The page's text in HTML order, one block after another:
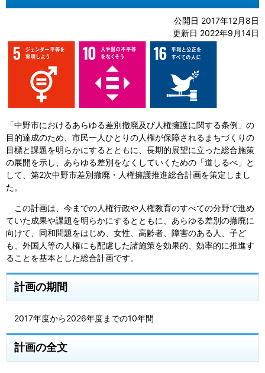
公開日 2017年12月8日
更新日 2022年9月14日
「中野市におけるあらゆる差別撤廃及び人権擁護に関する条例」の
目的達成のため、市民一人ひとりの人権が保障されるまちづくりの
目標と課題を明らかにするとともに、長期的展望に立った総合施策
の展開を示し、あらゆる差別をなくしていくための「道しるべ」と
して、第2次中野市差別撤廃・人権擁護推進総合計画を策定しまし
た。
この計画は、今までの人権行政や人権教育のすべての分野で進め
ていた成果や課題を明らかにするとともに、あらゆる差別の撤廃に
向けて、同和問題をはじめ、女性、高齢者、障害のある人、子ど
も、外国人等の人権にも配慮した諸施策を効果的、効率的に推進す
ることを基本とした総合計画です。
計画の期間
2017年度から2026年度までの10年間
計画の全文